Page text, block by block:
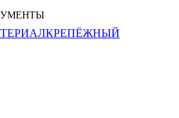
КРЕПЁЖНЫЙ